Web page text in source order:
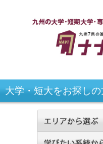
大学・短大をお探しの